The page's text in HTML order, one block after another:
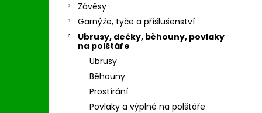
Závěsy
Garnýže, tyče a příšlušenství
Ubrusy, dečky, běhouny, povlaky
na polštáře
Ubrusy
Běhouny
Prostírání
Povlaky a výplně na polštáře